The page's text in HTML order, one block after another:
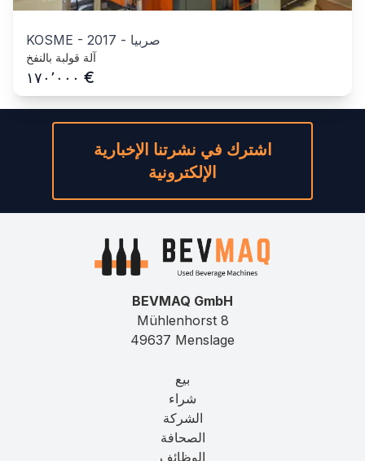
KOSME - 2017 - صربيا
آلة قولبة بالنفخ
١٧٠٬٠٠٠ €
اشترك في نشرتنا الإخبارية
الإلكترونية
BEVMAQ GmbH
Mühlenhorst 8
49637 Menslage
بيع
شراء
الشركة
الصحافة
الوظائف